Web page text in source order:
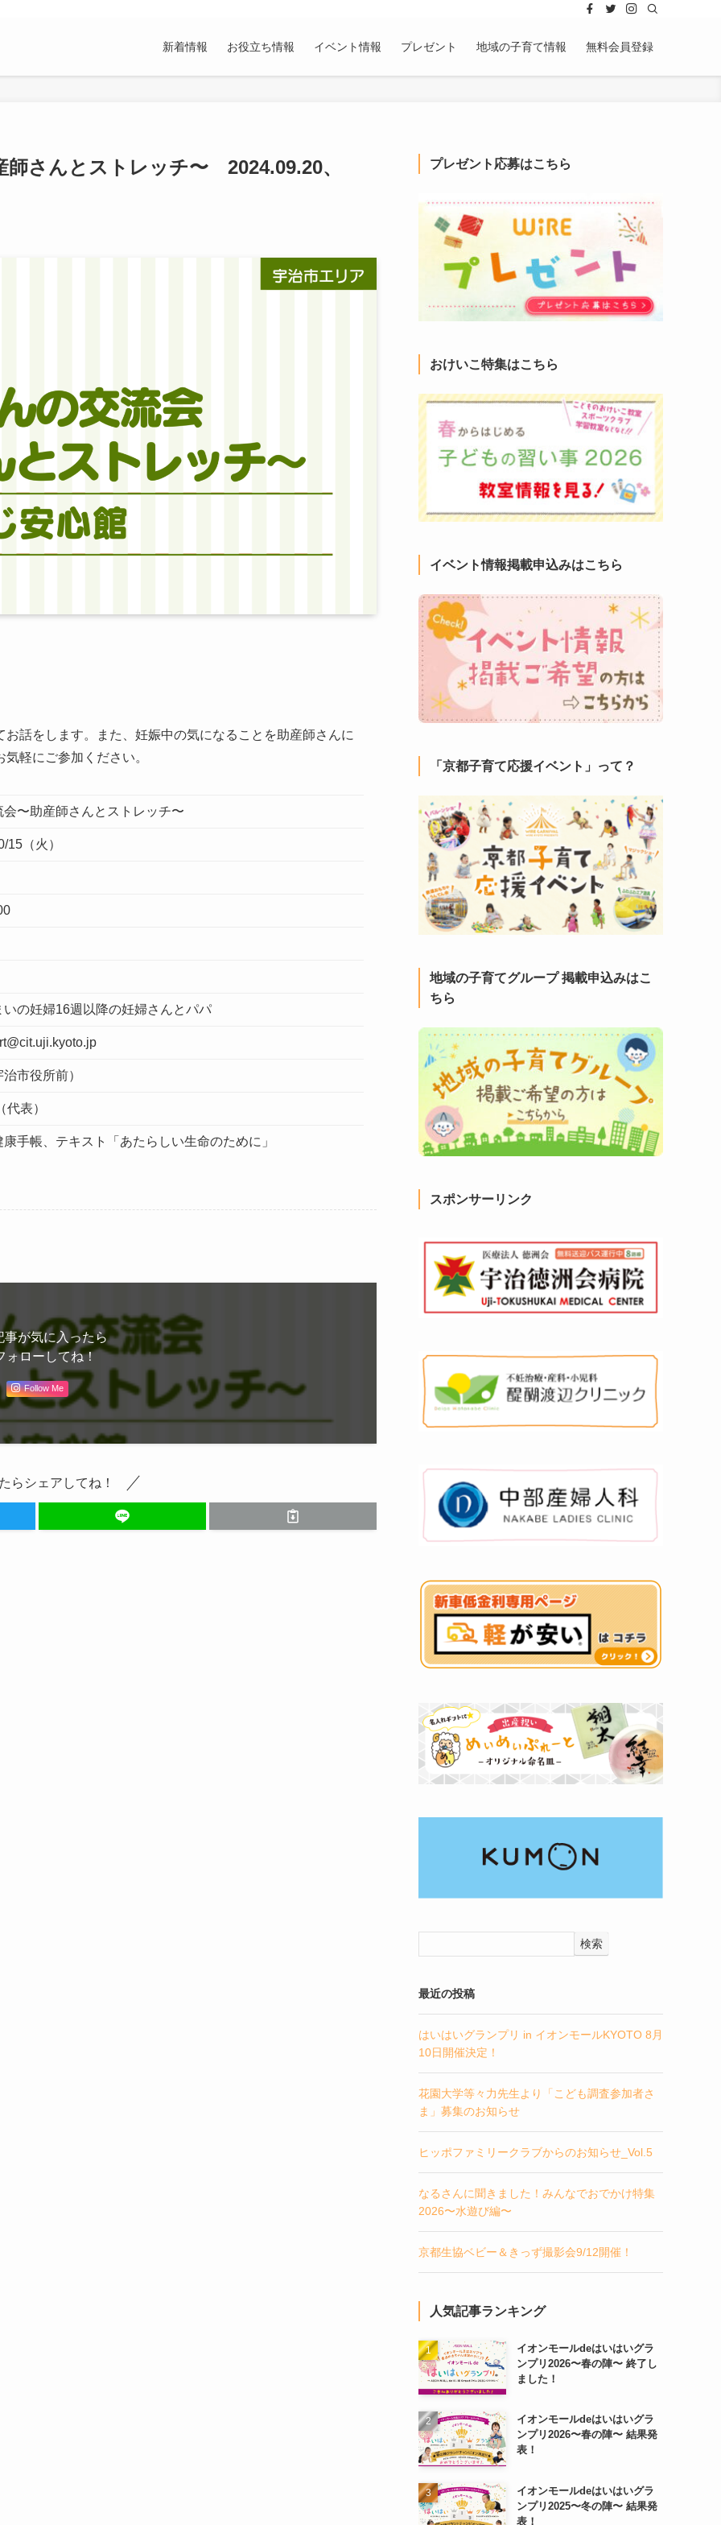
新着情報 お役立ち情報 イベント情報 プレゼント 地域の子育て情報 無料会員登録
師さんとストレッチ〜 2024.09.20、
話をします。また、妊娠中の気になることを助産師さんに
軽にご参加ください。
〜助産師さんとストレッチ〜
15（火）
の妊婦16週以降の妊婦さんとパパ
市役所前）
表）
手帳、テキスト「あたらしい生命のために」
事が気に入ったら
ォローしてね！
Follow Me
らシェアしてね！
プレゼント応募はこちら
おけいこ特集はこちら
イベント情報掲載申込みはこちら
「京都子育て応援イベント」って？
地域の子育てグループ 掲載申込みはこ
ちら
スポンサーリンク
検索
最近の投稿
はいはいグランプリ in イオンモールKYOTO 8月
10日開催決定！
花園大学等々力先生より「こども調査参加者さ
ま」募集のお知らせ
ヒッポファミリークラブからのお知らせ_Vol.5
なるさんに聞きました！みんなでおでかけ特集
2026〜水遊び編〜
京都生協ベビー＆きっず撮影会9/12開催！
人気記事ランキング
イオンモールdeはいはいグラ
ンプリ2026〜春の陣〜 終了し
ました！
イオンモールdeはいはいグラ
ンプリ2026〜春の陣〜 結果発
表！
イオンモールdeはいはいグラ
ンプリ2025〜冬の陣〜 結果発
表！